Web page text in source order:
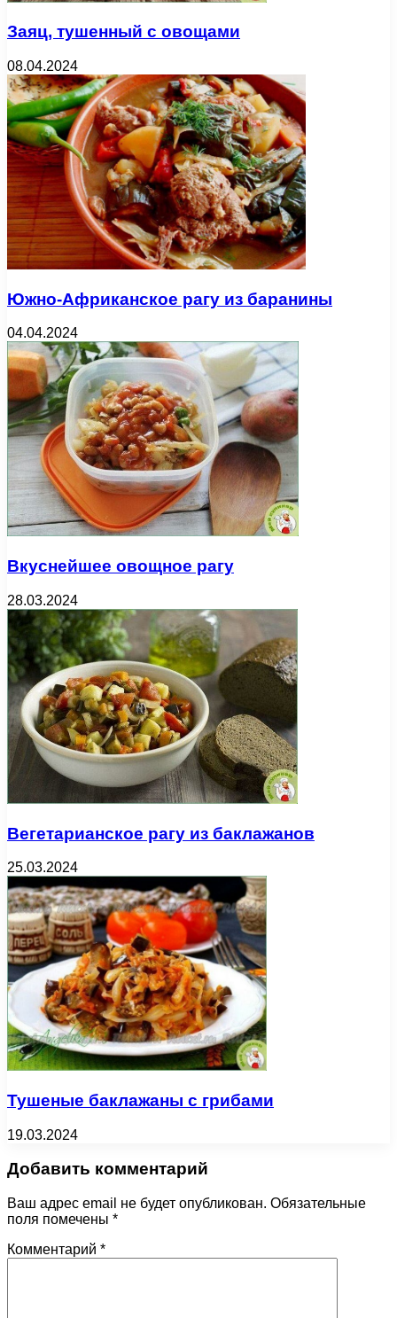
Заяц, тушенный с овощами
08.04.2024
Южно-Африканское рагу из баранины
04.04.2024
Вкуснейшее овощное рагу
28.03.2024
Вегетарианское рагу из баклажанов
25.03.2024
Тушеные баклажаны с грибами
19.03.2024
Добавить комментарий
Ваш адрес email не будет опубликован. Обязательные
поля помечены *
Комментарий *